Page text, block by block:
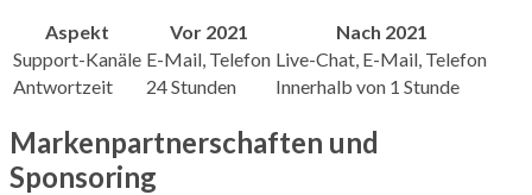
Aspekt
Vor 2021
Nach 2021
Support-Kanäle E-Mail, Telefon Live-Chat, E-Mail, Telefon
Antwortzeit
24 Stunden Innerhalb von 1 Stunde
Markenpartnerschaften und
Sponsoring